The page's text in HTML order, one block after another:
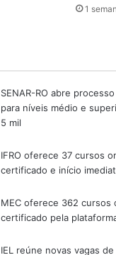
1
SENAR-RO abre
para níveis médio e
5 mil
IFRO oferece 37 cursos
certificado e início
MEC oferece 362 cursos
certificado pela
IEL reúne novas vagas